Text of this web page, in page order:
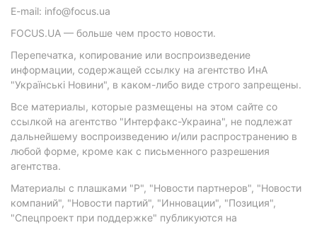
E-mail: info@focus.ua
FOCUS.UA — больше чем просто новости.
Перепечатка, копирование или воспроизведение
информации, содержащей ссылку на агентство ИнА
"Українські Новини", в каком-либо виде строго запрещены.
Все материалы, которые размещены на этом сайте со
ссылкой на агентство "Интерфакс-Украина", не подлежат
дальнейшему воспроизведению и/или распространению в
любой форме, кроме как с письменного разрешения
агентства.
Материалы с плашками "Р", "Новости партнеров", "Новости
компаний", "Новости партий", "Инновации", "Позиция",
"Спецпроект при поддержке" публикуются на